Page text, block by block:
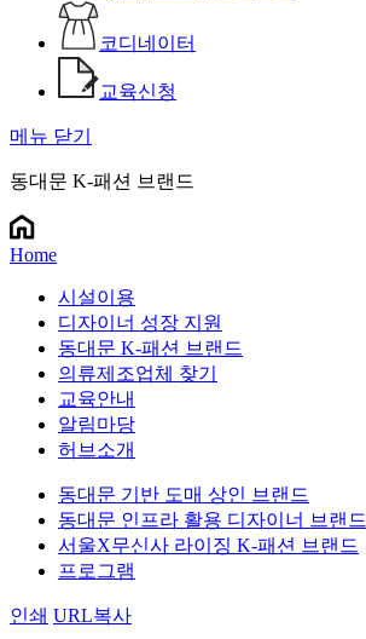
코디네이터
교육신청
메뉴 닫기
동대문 K-패션 브랜드
Home
시설이용
디자이너 성장 지원
동대문 K-패션 브랜드
의류제조업체 찾기
교육안내
알림마당
허브소개
동대문 기반 도매 상인 브랜드
동대문 인프라 활용 디자이너 브랜드
서울X무신사 라이징 K-패션 브랜드
프로그램
인쇄 URL복사